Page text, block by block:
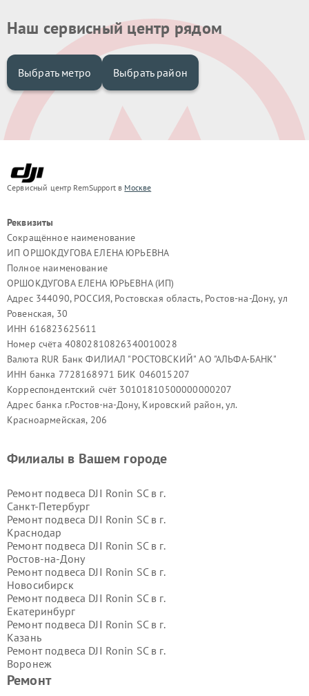
Наш сервисный центр рядом
Выбрать метро Выбрать район
Сервисный центр RemSupport в Москве
Реквизиты
Сокращённое наименование
ИП ОРШОКДУГОВА ЕЛЕНА ЮРЬЕВНА
Полное наименование
ОРШОКДУГОВА ЕЛЕНА ЮРЬЕВНА (ИП)
Адрес 344090, РОССИЯ, Ростовская область, Ростов-на-Дону, ул
Ровенская, 30
ИНН 616823625611
Номер счёта 40802810826340010028
Валюта RUR Банк ФИЛИАЛ "РОСТОВСКИЙ" АО "АЛЬФА-БАНК"
ИНН банка 7728168971 БИК 046015207
Корреспондентский счёт 30101810500000000207
Адрес банка г.Ростов-на-Дону, Кировский район, ул.
Красноармейская, 206
Ремонт
Филиалы в Вашем городе
Ремонт подвеса DJI Ronin SC в г.
Санкт-Петербург
Ремонт подвеса DJI Ronin SC в г.
Краснодар
Ремонт подвеса DJI Ronin SC в г.
Ростов-на-Дону
Ремонт подвеса DJI Ronin SC в г.
Новосибирск
Ремонт подвеса DJI Ronin SC в г.
Екатеринбург
Ремонт подвеса DJI Ronin SC в г.
Казань
Ремонт подвеса DJI Ronin SC в г.
Воронеж
Ремонт подвеса DJI Ronin SC в г.